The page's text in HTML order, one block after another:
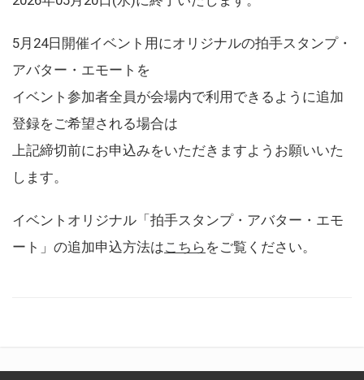
5月24日開催イベント用にオリジナルの拍手スタンプ・
アバター・エモートを
イベント参加者全員が会場内で利用できるように追加
登録をご希望される場合は
上記締切前にお申込みをいただきますようお願いいた
します。
イベントオリジナル「拍手スタンプ・アバター・エモ
ート」の追加申込方法はこちら をご覧ください。